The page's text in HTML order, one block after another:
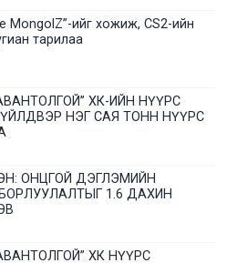
MongolZ”-ийг хожиж, CS2-ийн
тарилаа
ХК-ИЙН НҮҮРС
НЭГ САЯ ТОНН НҮҮРС
ОНЦГОЙ ДЭГЛЭМИЙН
1.6 ДАХИН
ХК НҮҮРС